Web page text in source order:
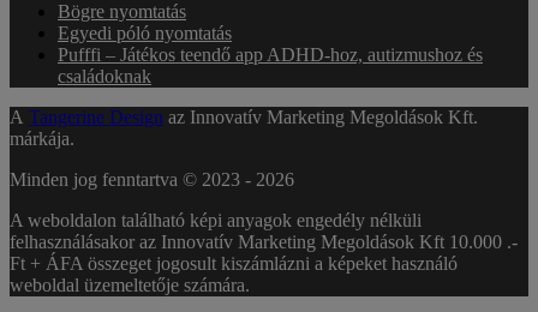
Bögre nyomtatás
Egyedi póló nyomtatás
Pufffi – Játékos teendő app ADHD-hoz, autizmushoz és
családoknak
A Tangerine Design az Innovatív Marketing Megoldások Kft.
márkája.
Minden jog fenntartva © 2023 - 2026
A weboldalon található képi anyagok engedély nélküli
felhasználásakor az Innovatív Marketing Megoldások Kft 10.000 .-
Ft + ÁFA összeget jogosult kiszámlázni a képeket használó
weboldal üzemeltetője számára.